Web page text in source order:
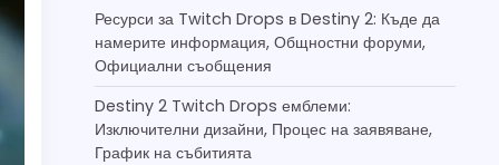
Ресурси за Twitch Drops в Destiny 2: Къде да
намерите информация, Общностни форуми,
Официални съобщения
Destiny 2 Twitch Drops емблеми:
Изключителни дизайни, Процес на заявяване,
График на събитията